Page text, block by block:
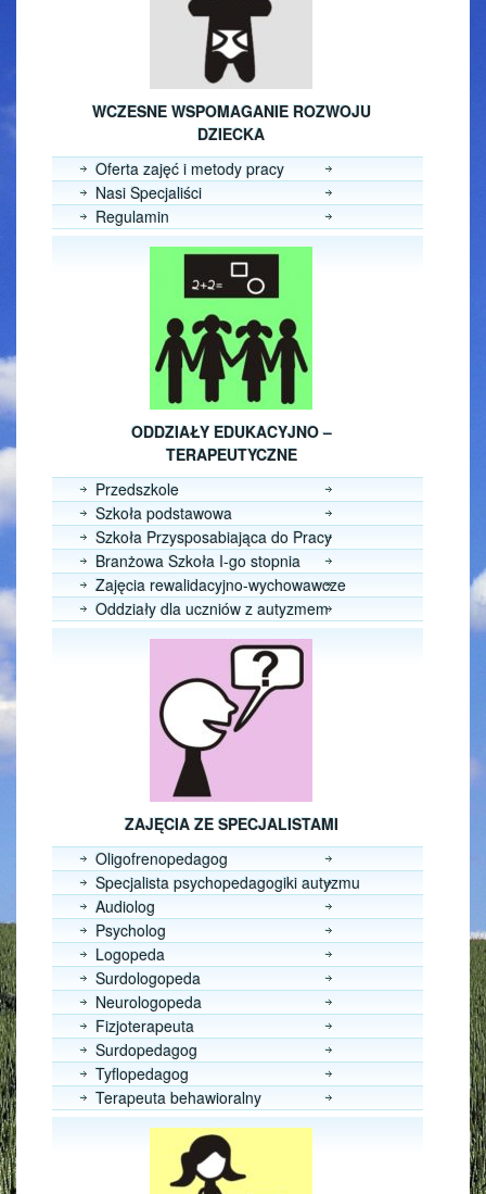
WCZESNE WSPOMAGANIE ROZWOJU
DZIECKA
Oferta zajęć i metody pracy
Nasi Specjaliści
Regulamin
ODDZIAŁY EDUKACYJNO –
TERAPEUTYCZNE
Przedszkole
Szkoła podstawowa
Szkoła Przysposabiająca do Pracy
Branżowa Szkoła I-go stopnia
Zajęcia rewalidacyjno-wychowawcze
Oddziały dla uczniów z autyzmem
ZAJĘCIA ZE SPECJALISTAMI
Oligofrenopedagog
Specjalista psychopedagogiki autyzmu
Audiolog
Psycholog
Logopeda
Surdologopeda
Neurologopeda
Fizjoterapeuta
Surdopedagog
Tyflopedagog
Terapeuta behawioralny